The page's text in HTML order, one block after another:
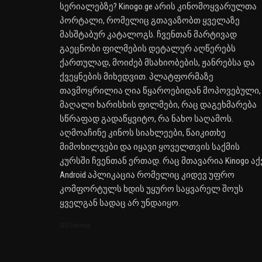
სერიალებზე? Kinogo.ge არის კინომოყვარულთა
პორტალი, რომელიც გთავაზობთ ყველაზე
მასშტაბურ კატალოგს. ჩვენთან მარტივად
გაეცნობი ფილმების დეტალურ აღწერებს
ქართულად, მოიძებ მსახიობების, ჟანრებსა და
ქვეყნების მიხედვით. პლატფორმაზე
თავმოყრილია ღია წყაროებიდან მოპოვებული,
მაღალი ხარისხის ფილმები, რაც დაგეხმარება
სწრაფად გადაწყვიტო, რა ნახო საღამოს.
აღმოაჩინე კინოს სიახლეები, წაიკითხე
მიმოხილვები და იყავი ყოველთვის საქმის
კურსში ჩვენთან ერთად. რაც მთავარია Kinogo
Android აპლიკაცია რომელიც კიდევ უფრო
კომფორტულს ხდის უყურო საყვარელ შოუს
ყველგან სადაც არ უნდაიყო.